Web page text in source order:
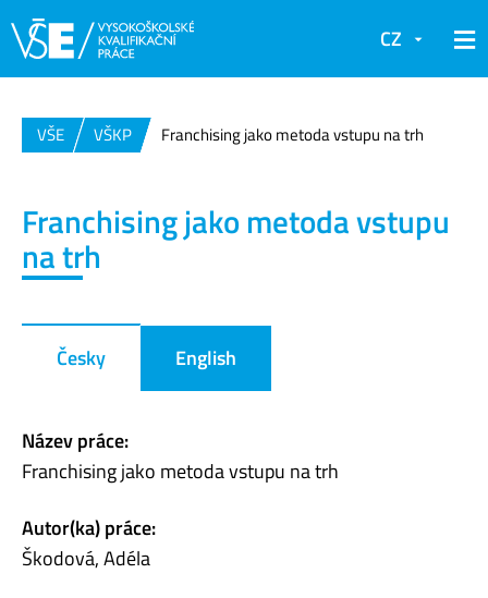
CZ
VŠE VŠKP Franchising jako metoda vstupu na trh
Franchising jako metoda vstupu
na trh
Česky English
Název práce:
Franchising jako metoda vstupu na trh
Autor(ka) práce:
Škodová, Adéla